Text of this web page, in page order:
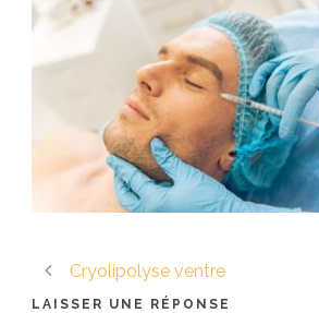
Cryolipolyse ventre
LAISSER UNE RÉPONSE